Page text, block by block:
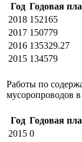
Год Годовая
2018 152165
2017 150779
2016 135329.27
2015 134579
Работы по
мусоропроводов
Год Годовая
2015 0